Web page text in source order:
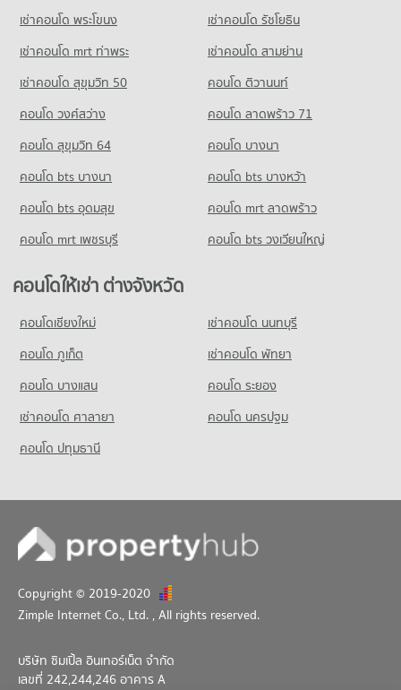
คอนโด พหลโยธิน 19/1
1 โครงการ
คอนโดให้เช่า พหลโยธิน 19/1
มีคอนโดให้เช่า 1 ประกาศ
ขายคอนโด พหลโยธิน 19/1
คอนโด พหลโยธิน 25
คอนโดให้เช่า พหลโยธิน 25
มีคอนโดให้เช่า 299 ประกาศ
มีคอนโดขาย 109 ประกาศ
คอนโด พหลโยธิน 27
คอนโดให้เช่า พหลโยธิน 27
มีคอนโดให้เช่า 402 ประกาศ
ขายคอนโด พหลโยธิน 27
มีคอนโดขาย 159 ประกาศ
คอนโด พหลโยธิน 29
มีคอนโดให้เช่า 3 ประกาศ
ขายคอนโด พหลโยธิน 29
คอนโด พหลโยธิน 19
1 โครงการ
คอนโดให้เช่า พหลโยธิน 19
มีคอนโดให้เช่า 6 ประกาศ
เช่าคอนโด พระโขนง
เช่าคอนโด รัชโยธิน
เช่าคอนโด mrt ท่าพระ
เช่าคอนโด สามย่าน
เช่าคอนโด สุขุมวิท 50
คอนโด ติวานนท์
คอนโด วงศ์สว่าง
คอนโด ลาดพร้าว 71
คอนโด สุขุมวิท 64
คอนโด บางนา
คอนโด bts บางนา
คอนโด bts บางหว้า
คอนโด bts อุดมสุข
คอนโด mrt ลาดพร้าว
คอนโด mrt เพชรบุรี
คอนโด bts วงเวียนใหญ่
คอนโดให้เช่า ต่างจังหวัด
คอนโดเชียงใหม่
เช่าคอนโด นนทบุรี
คอนโด ภูเก็ต
เช่าคอนโด พัทยา
คอนโด บางแสน
คอนโด ระยอง
เช่าคอนโด ศาลายา
คอนโด นครปฐม
คอนโด ปทุมธานี
Copyright © 2019-2020
Zimple Internet Co., Ltd. , All rights reserved.
บริษัท ซิมเปิ้ล อินเทอร์เน็ต จำกัด
เลขที่ 242,244,246 อาคาร A